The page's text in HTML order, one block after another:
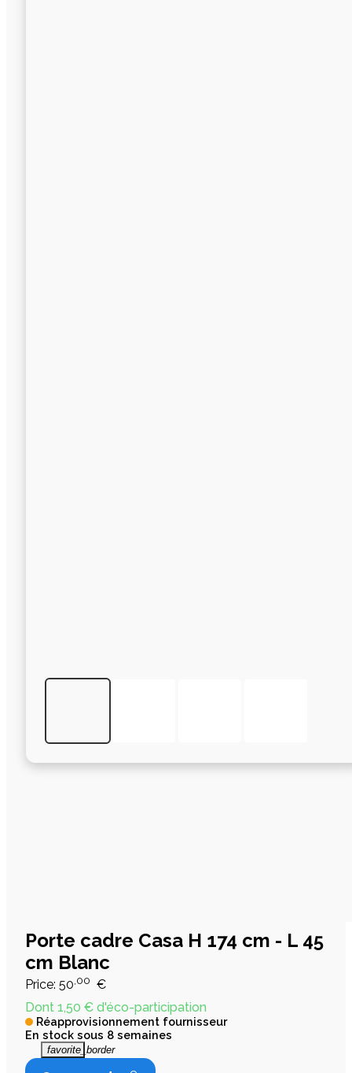
Porte cadre Casa H 174 cm - L 45
cm Blanc
Price: 50 ,00 €
Dont 1,50 € d'éco-participation
Réapprovisionnement fournisseur
En stock sous 8 semaines
favorite_border